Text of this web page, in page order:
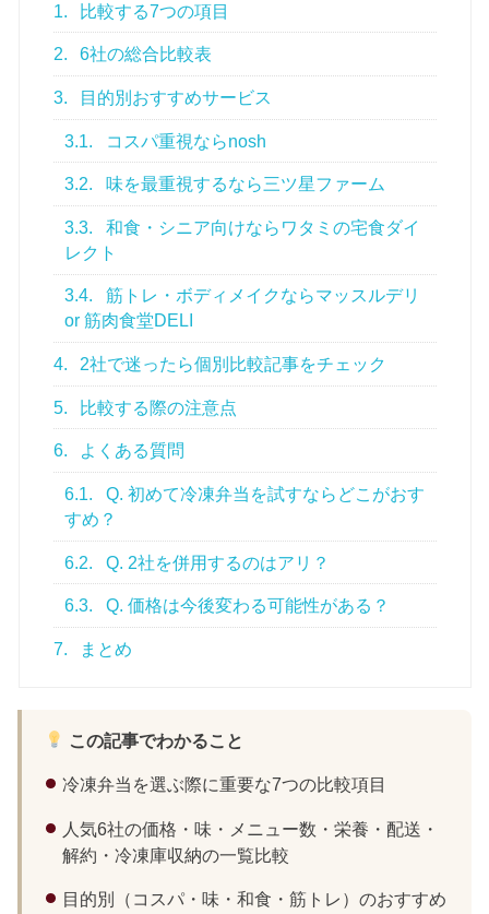
1. 比較する7つの項目
2. 6社の総合比較表
3. 目的別おすすめサービス
3.1. コスパ重視ならnosh
3.2. 味を最重視するなら三ツ星ファーム
3.3.
和食・シニア向けならワタミの宅食ダイ
レクト
3.4.
筋トレ・ボディメイクならマッスルデリ
or 筋肉食堂DELI
4. 2社で迷ったら個別比較記事をチェック
5. 比較する際の注意点
6. よくある質問
6.1.
Q. 初めて冷凍弁当を試すならどこがおす
すめ？
6.2. Q. 2社を併用するのはアリ？
6.3. Q. 価格は今後変わる可能性がある？
7. まとめ
この記事でわかること
冷凍弁当を選ぶ際に重要な7つの比較項目
人気6社の価格・味・メニュー数・栄養・配送・
解約・冷凍庫収納の一覧比較
目的別（コスパ・味・和食・筋トレ）のおすすめ